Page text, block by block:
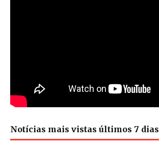
Notícias mais vistas últimos 7 dias